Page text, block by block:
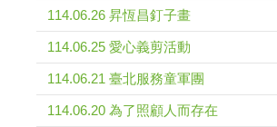
114.06.26 昇恆昌釘子畫
114.06.25 愛心義剪活動
114.06.21 臺北服務童軍團
114.06.20 為了照顧人而存在